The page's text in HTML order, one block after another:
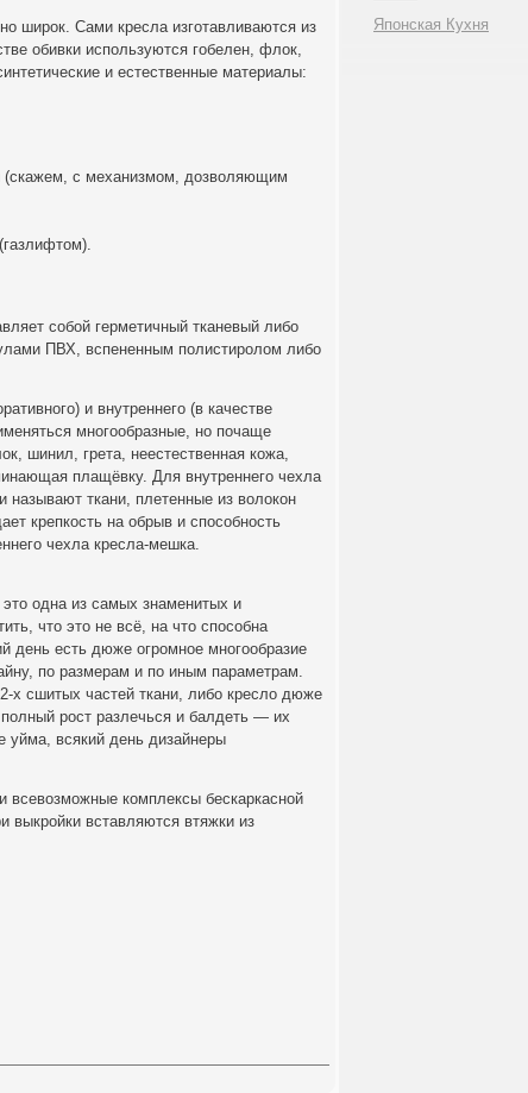
широк. Сами кресла изготавливаются из
обивки используются гобелен, флок,
и естественные материалы:
(скажем, с механизмом, дозволяющим
собой герметичный тканевый либо
ПВХ, вспененным полистиролом либо
и внутреннего (в качестве
многообразные, но почаще
шинил, грета, неестественная кожа,
плащёвку. Для внутреннего чехла
ткани, плетенные из волокон
крепкость на обрыв и способность
чехла кресла-мешка.
одна из самых знаменитых и
что это не всё, на что способна
день есть дюже огромное многообразие
по размерам и по иным параметрам.
х сшитых частей ткани, либо кресло дюже
рост разлечься и балдеть — их
уйма, всякий день дизайнеры
всевозможные комплексы бескаркасной
вставляются втяжки из
Японская Кухня